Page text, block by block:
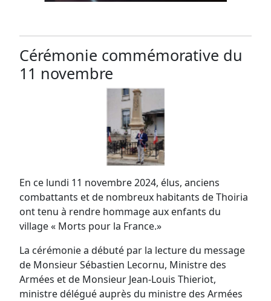
Cérémonie commémorative du
11 novembre
En ce lundi 11 novembre 2024, élus, anciens
combattants et de nombreux habitants de Thoiria
ont tenu à rendre hommage aux enfants du
village « Morts pour la France.»
La cérémonie a débuté par la lecture du message
de Monsieur Sébastien Lecornu, Ministre des
Armées et de Monsieur Jean-Louis Thieriot,
ministre délégué auprès du ministre des Armées